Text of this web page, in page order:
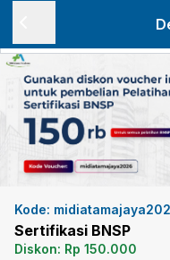
Kode:
Sertifikasi BNSP
Diskon: Rp 150.000